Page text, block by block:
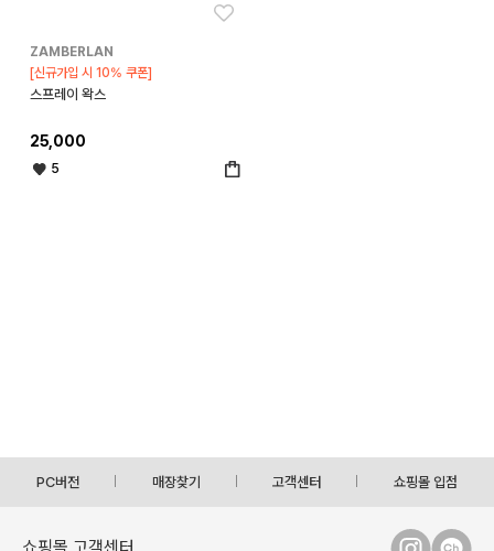
ZAMBERLAN
[신규가입 시 10% 쿠폰]
스프레이 왁스
25,000
5
PC버전 매장찾기 고객센터 쇼핑몰 입점